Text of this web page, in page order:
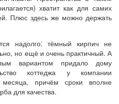
хватит как для самих
Плюс здесь же можно держать
надолго: тёмный кирпич не
но ещё и очень практичный. А
вариантом придало дому
коттеджа у компании
причём сроки вполне
для качества.